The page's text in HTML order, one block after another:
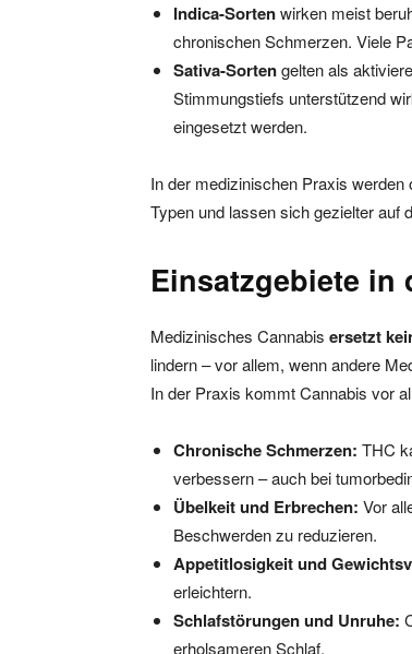
Indica-Sortenwirken meist
chronischen Schmerzen. Viele
Sativa-Sortengelten als
Stimmungstiefs unterstützend
eingesetzt werden.
In der medizinischen Praxis werden
Typen und lassen sich gezielter auf
Einsatzgebiete in
Medizinisches Cannabis ersetzt
lindern – vor allem, wenn andere
In der Praxis kommt Cannabis vor
Chronische Schmerzen: THC
verbessern – auch bei
Übelkeit und Erbrechen: Vor
Beschwerden zu reduzieren.
Appetitlosigkeit und
erleichtern.
Schlafstörungen und Unruhe:
erholsameren Schlaf.